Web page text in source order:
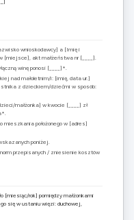
wnioskodawcy] a [Imię i
[miejsce], akt małżeństwa nr [____].
winę ponosi [____]*.
nad małoletnim/i: [imię, data ur.]
z dzieckiem/dziećmi w sposób:
małżonka] w kwocie [____] zł
mieszkania położonego w [adres]
poniżej.
przepisanych / zniesienie kosztów
[miesiąc/rok] pomiędzy małżonkami
się w ustaniu więzi: duchowej,